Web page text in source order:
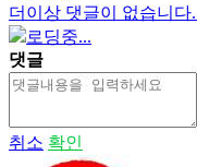
더이상 댓글이 없습니다
로딩중...
댓글
취소 확인